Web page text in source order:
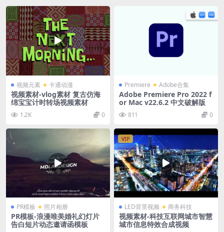
视频元素 卡通动漫
视频素材-vlog素材 复古仿海
绵宝宝计时转场视频素材
1.2K 0
Premiere Adobe合集
Adobe Premiere Pro 2022 f
or Mac v22.6.2 中文破解版
811 0
PR模板 照片相册
PR模板-浪漫唯美婚礼幻灯片
告白短片动态邀请函模板
VIP
LED背景视频 商务科技
视频素材-科技互联网城市智慧
城市信息特效合成视频